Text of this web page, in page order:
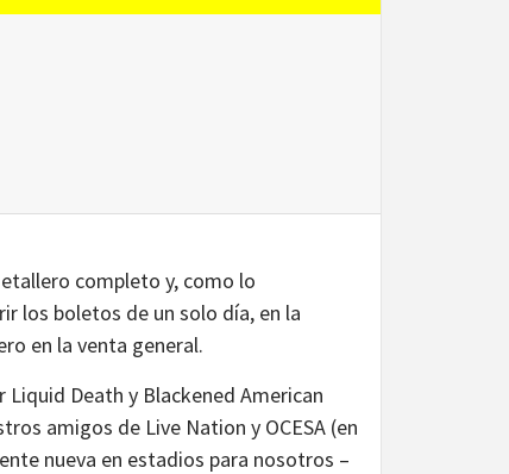
completo y, como lo
los boletos de un solo día, en la
en la venta general.
Death y Blackened American
amigos de Live Nation y OCESA (en
nueva en estadios para nosotros –